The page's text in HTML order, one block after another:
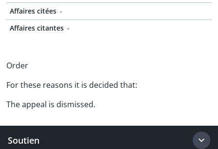
Affaires citées -
Affaires citantes -
Order
For these reasons it is decided that:
The appeal is dismissed.
Soutien